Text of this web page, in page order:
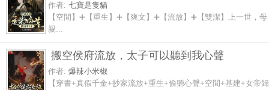
作者: 七寶是隻貓
【空間】➕【重生】➕【爽文】➕【流放】➕【雙潔】上一世，母
親...
搬空侯府流放，太子可以聽到我心聲
作者: 爆辣小米椒
【穿書+真假千金+抄家流放+重生+偷聽心聲+空間+基建+女帝歸